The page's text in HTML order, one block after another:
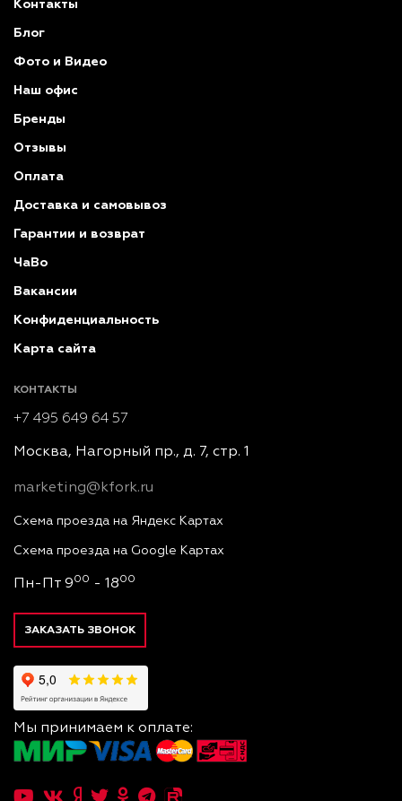
Контакты
Блог
Фото и Видео
Наш офис
Бренды
Отзывы
Оплата
Доставка и самовывоз
Гарантии и возврат
ЧаВо
Вакансии
Конфиденциальность
Карта сайта
КОНТАКТЫ
+7 495 649 64 57
Москва, Нагорный пр., д. 7, стр. 1
marketing@kfork.ru
Схема проезда на Яндекс Картах
Схема проезда на Google Картах
Пн-Пт 900 - 1800
ЗАКАЗАТЬ ЗВОНОК
Мы принимаем к оплате: